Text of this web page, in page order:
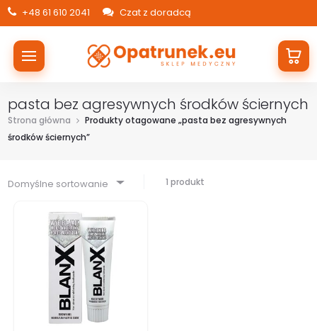
+48 61 610 2041 Czat z doradcą
pasta bez agresywnych środków ściernych
Strona główna
Produkty otagowane „pasta bez agresywnych
środków ściernych”
Domyślne sortowanie 1 produkt